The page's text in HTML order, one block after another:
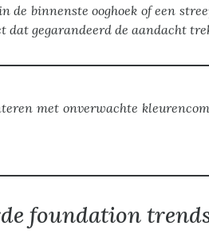
binnenste ooghoek of een
dat gegarandeerd de aandacht
met onverwachte
foundation